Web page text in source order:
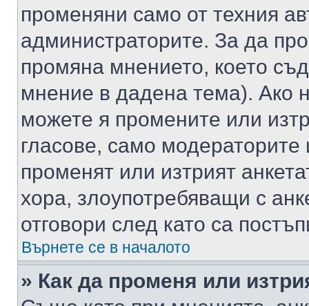
променяни само от техния
администраторите. За да
промяна мнението, което
мнение в дадена тема). Ако
можете я промените или
гласове, само
променят или изтрият
хора, злоупотребяващи с
отговори след като са
Върнете се в началото
» Как да променя или